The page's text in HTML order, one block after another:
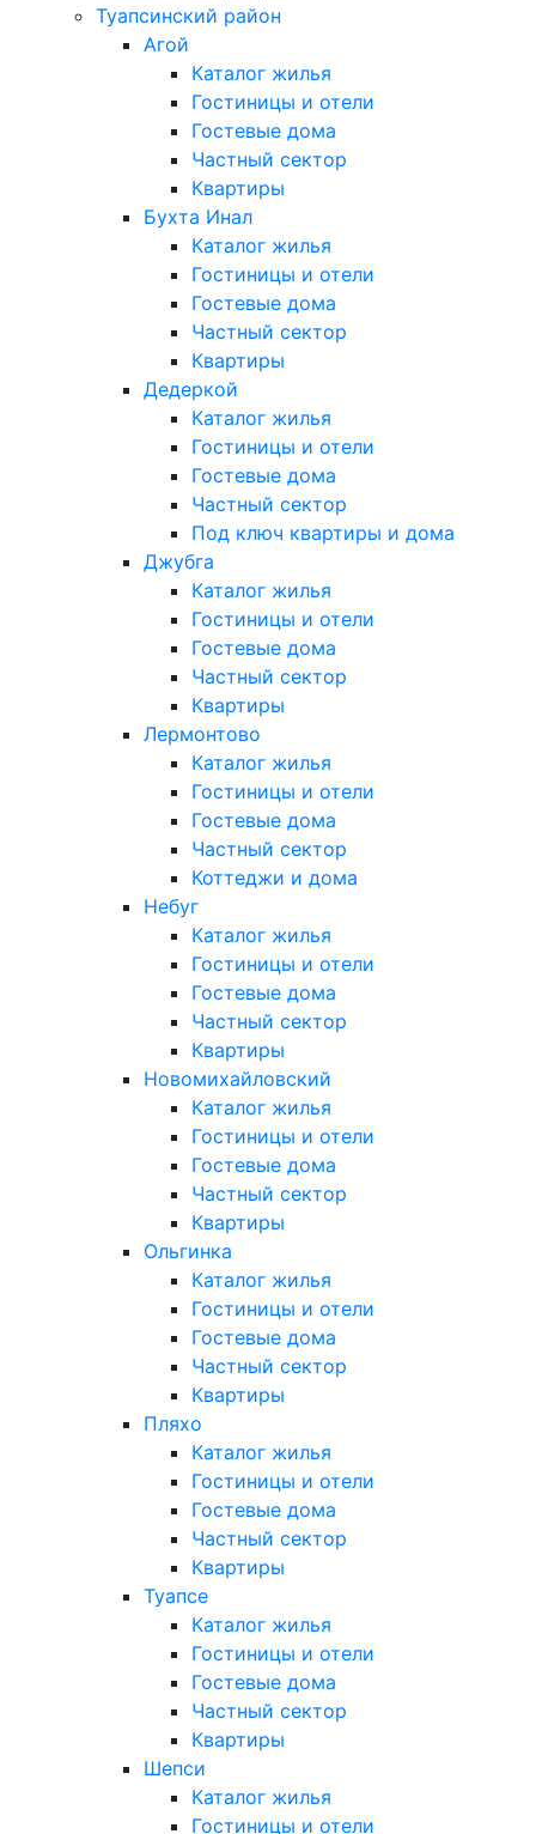
Туапсинский район
Агой
Каталог жилья
Гостиницы и отели
Гостевые дома
Частный сектор
Квартиры
Бухта Инал
Каталог жилья
Гостиницы и отели
Гостевые дома
Частный сектор
Квартиры
Дедеркой
Каталог жилья
Гостиницы и отели
Гостевые дома
Частный сектор
Под ключ квартиры и дома
Джубга
Каталог жилья
Гостиницы и отели
Гостевые дома
Частный сектор
Квартиры
Лермонтово
Каталог жилья
Гостиницы и отели
Гостевые дома
Частный сектор
Коттеджи и дома
Небуг
Каталог жилья
Гостиницы и отели
Гостевые дома
Частный сектор
Квартиры
Новомихайловский
Каталог жилья
Гостиницы и отели
Гостевые дома
Частный сектор
Квартиры
Ольгинка
Каталог жилья
Гостиницы и отели
Гостевые дома
Частный сектор
Квартиры
Пляхо
Каталог жилья
Гостиницы и отели
Гостевые дома
Частный сектор
Квартиры
Туапсе
Каталог жилья
Гостиницы и отели
Гостевые дома
Частный сектор
Квартиры
Шепси
Каталог жилья
Гостиницы и отели